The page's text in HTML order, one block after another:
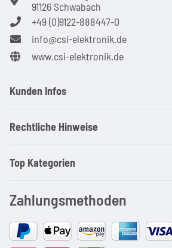
91126 Schwabach
+49 (0)9122-888447-0
info@csi-elektronik.de
www.csi-elektronik.de
Kunden Infos
Rechtliche Hinweise
Top Kategorien
Zahlungsmethoden